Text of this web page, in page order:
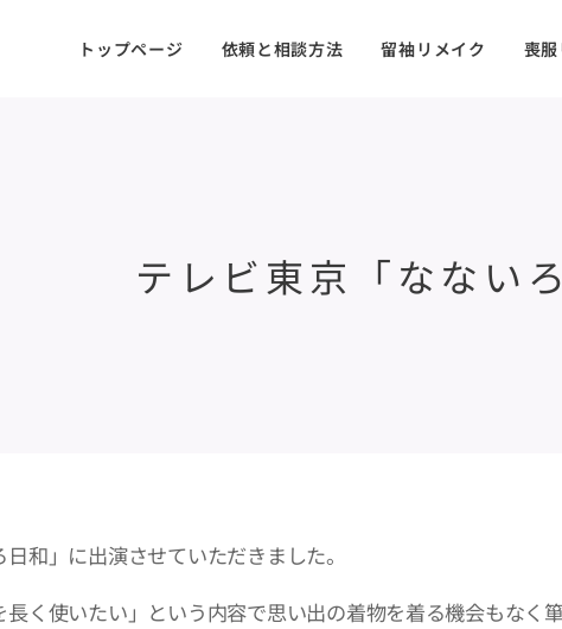
トップページ 依頼と相談方法 留袖リメイク 喪
テレビ東京「なない
和」に出演させていただきました。
く使いたい」という内容で思い出の着物を着る機会もなく